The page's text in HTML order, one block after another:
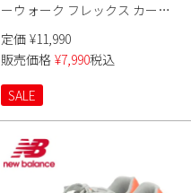
ーウォーク フレックス カーラ
125516 レディース
定価 ¥11,990
販売価格 ¥7,990税込
SALE